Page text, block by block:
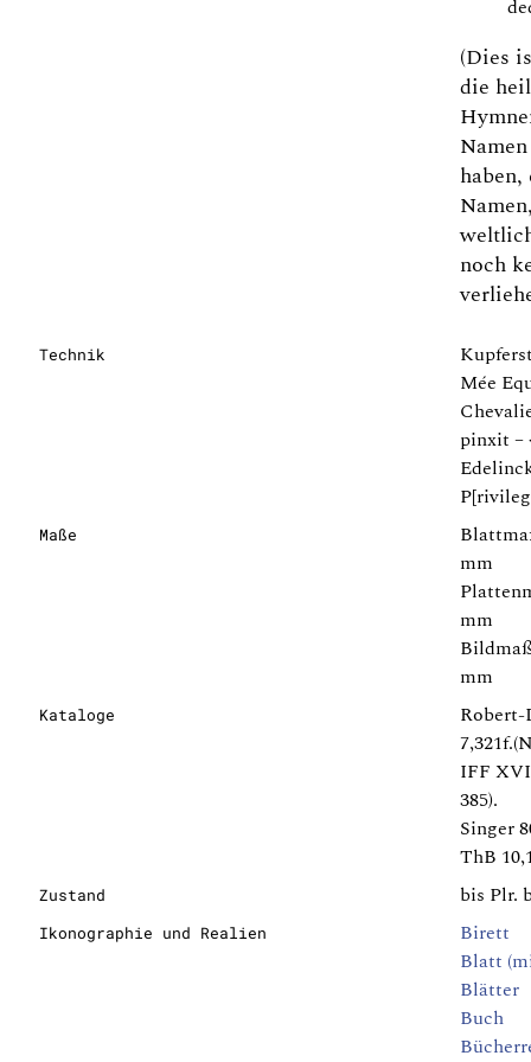
(Dies
die
noch
Technik
Mée
pinxit –
Maße
mm
mm
mm
Kataloge
IFF
385).
Singer
ThB
Zustand bis Plr.
Ikonographie und Realien
Birett
Blatt
Blätter
Buch